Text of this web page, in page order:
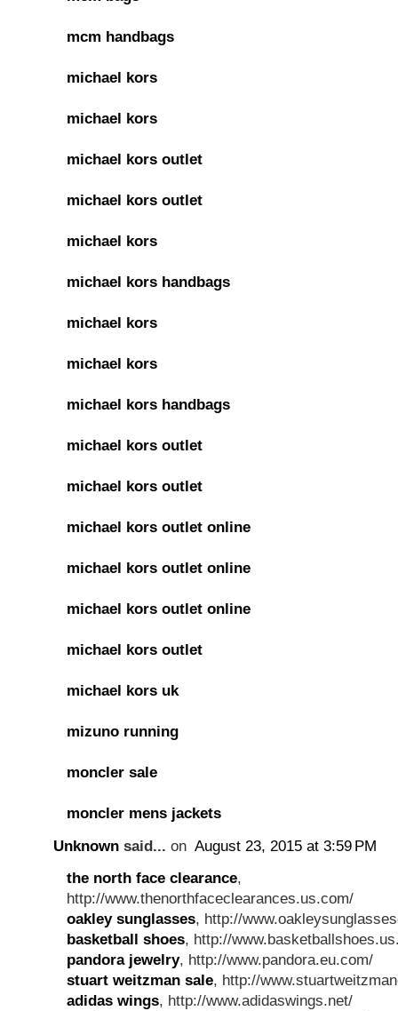
mcm handbags
michael kors
michael kors
michael kors outlet
michael kors outlet
michael kors
michael kors handbags
michael kors
michael kors
michael kors handbags
michael kors outlet
michael kors outlet
michael kors outlet online
michael kors outlet online
michael kors outlet online
michael kors outlet
michael kors uk
mizuno running
moncler sale
moncler mens jackets
Unknown said... on August 23, 2015 at 3:59 PM
the north face clearance,
http://www.thenorthfaceclearances.us.com/
oakley sunglasses, http://
basketball shoes, http://
pandora jewelry, http://www.pandora.eu.com/
stuart weitzman sale, http://
adidas wings, http://www.adidaswings.net/